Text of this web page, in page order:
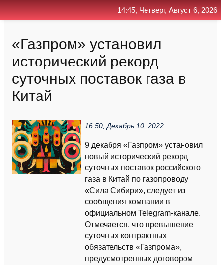
«Газпром» установил
исторический рекорд
суточных поставок газа в
Китай
16:50, Декабрь 10, 2022
9 декабря «Газпром» установил
новый исторический рекорд
суточных поставок российского
газа в Китай по газопроводу
«Сила Сибири», следует из
сообщения компании в
официальном Telegram-канале.
Отмечается, что превышение
суточных контрактных
обязательств «Газпрома»,
предусмотренных договором
14:45, Четверг, Август 6, 2026